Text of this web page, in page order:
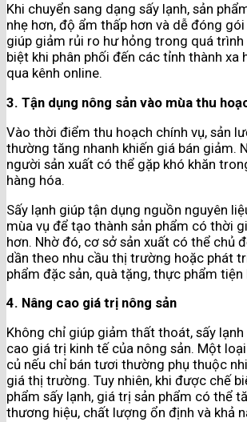
Khi chuyển sang dạng sấy lạnh, sản
nhẹ hơn, độ ẩm thấp hơn và dễ đóng
giúp giảm rủi ro hư hỏng trong quá trình
biệt khi phân phối đến các tỉnh thành xa
qua kênh online.
3. Tận dụng nông sản vào mùa thu
Vào thời điểm thu hoạch chính vụ, sản
thường tăng nhanh khiến giá bán giảm.
người sản xuất có thể gặp khó khăn
hàng hóa.
Sấy lạnh giúp tận dụng nguồn nguyên
mùa vụ để tạo thành sản phẩm có thời
hơn. Nhờ đó, cơ sở sản xuất có thể chủ
dần theo nhu cầu thị trường hoặc phát
phẩm đặc sản, quà tặng, thực phẩm tiện
4. Nâng cao giá trị nông sản
Không chỉ giúp giảm thất thoát, sấy
cao giá trị kinh tế của nông sản. Một
củ nếu chỉ bán tươi thường phụ thuộc
giá thị trường. Tuy nhiên, khi được chế
phẩm sấy lạnh, giá trị sản phẩm có thể
thương hiệu, chất lượng ổn định và khả